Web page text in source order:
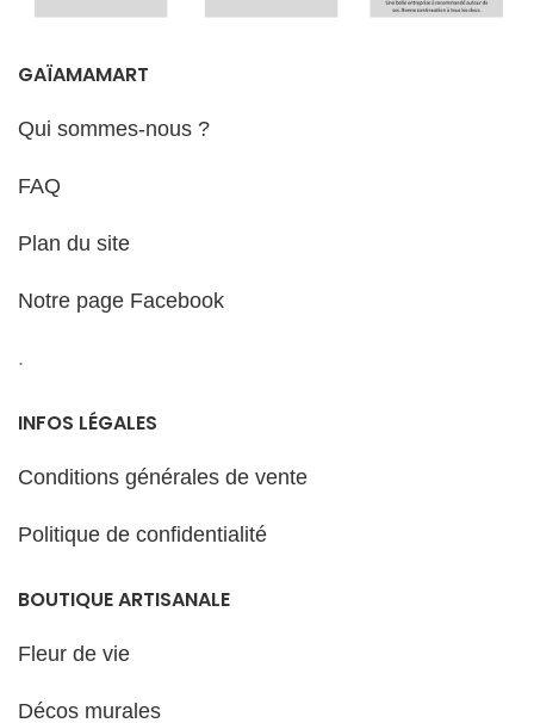
GAÏAMAMART
Qui sommes-nous ?
FAQ
Plan du site
Notre page Facebook
.
INFOS LÉGALES
Conditions générales de vente
Politique de confidentialité
BOUTIQUE ARTISANALE
Fleur de vie
Décos murales